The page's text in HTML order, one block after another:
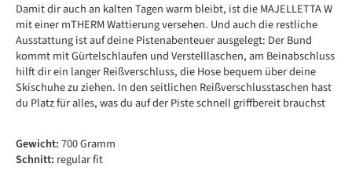
Damit dir auch an kalten Tagen warm bleibt, ist die MAJELLETTA W
mit einer mTHERM Wattierung versehen. Und auch die restliche
Ausstattung ist auf deine Pistenabenteuer ausgelegt: Der Bund
kommt mit Gürtelschlaufen und Verstelllaschen, am Beinabschluss
hilft dir ein langer Reißverschluss, die Hose bequem über deine
Skischuhe zu ziehen. In den seitlichen Reißverschlusstaschen hast
du Platz für alles, was du auf der Piste schnell griffbereit brauchst
Gewicht:700 Gramm
Schnitt: regular fit